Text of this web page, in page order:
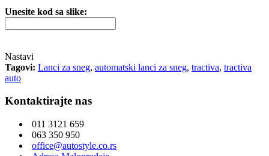
Unesite kod sa slike:
Nastavi
Tagovi: Lanci za sneg, automatski lanci za sneg, tractiva, tractiva
auto
Kontaktirajte nas
011 3121 659
063 350 950
office@autostyle.co.rs